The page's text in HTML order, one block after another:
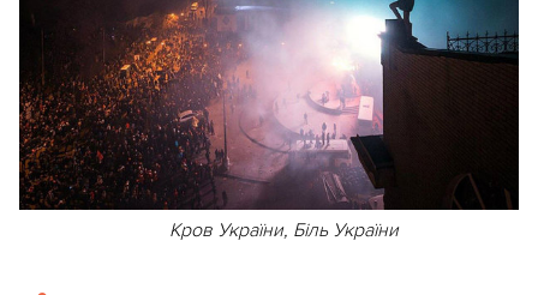
Кров України, Біль України